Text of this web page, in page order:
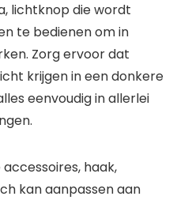
lichtknop die wordt
te bedienen om in
Zorg ervoor dat
krijgen in een donkere
eenvoudig in allerlei
haak,
kan aanpassen aan